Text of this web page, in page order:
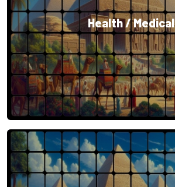
Health / Medical